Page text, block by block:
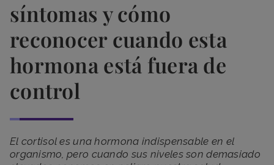
síntomas y cómo
reconocer cuando esta
hormona está fuera de
control
El cortisol es una hormona indispensable en el
organismo, pero cuando sus niveles son demasiado